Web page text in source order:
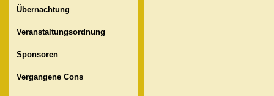
Übernachtung
Veranstaltungsordnung
Sponsoren
Vergangene Cons